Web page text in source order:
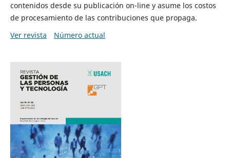
contenidos desde su publicación on-line y asume los costos
de procesamiento de las contribuciones que propaga.
Ver revista
Número actual